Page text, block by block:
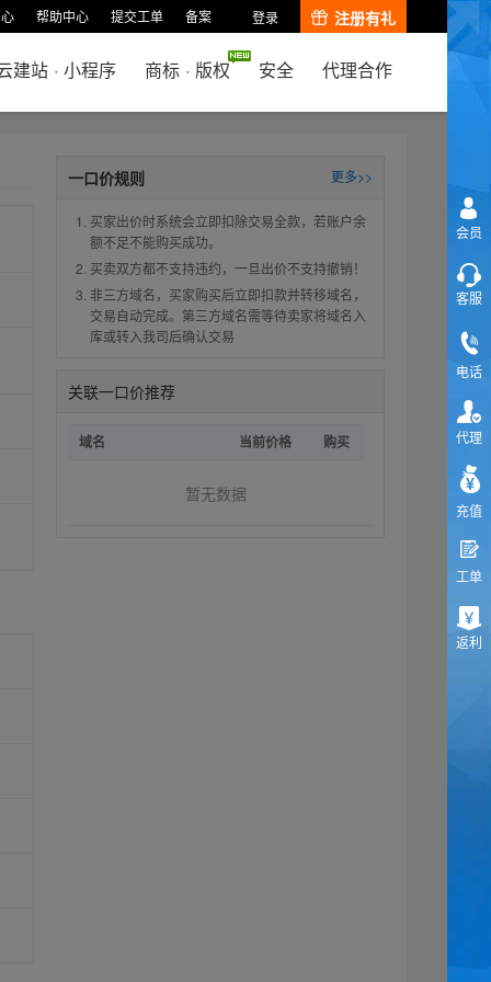
帮助中心 提交工单 备案 登录 注册有礼
建站 · 小程序 商标 · 版权 安全 代理合作
一口价规则 更多>>
买家出价时系统会立即扣除交易全款，若账户余
额不足不能购买成功。
买卖双方都不支持违约，一旦出价不支持撤销！
非三方域名，买家购买后立即扣款并转移域名，
交易自动完成。第三方域名需等待卖家将域名入
库或转入我司后确认交易
关联一口价推荐
域名 当前价格 购买
暂无数据
会员
客服
电话
代理
充值
工单
返利